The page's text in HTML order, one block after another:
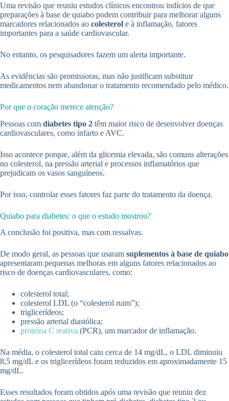
Uma revisão que reuniu estudos clínicos encontrou indícios de que
preparações à base de quiabo podem contribuir para melhorar alguns
marcadores relacionados ao colesterol e à inflamação, fatores
importantes para a saúde cardiovascular.
No entanto, os pesquisadores fazem um alerta importante.
As evidências são promissoras, mas não justificam substituir
medicamentos nem abandonar o tratamento recomendado pelo médico.
Por que o coração merece atenção?
Pessoas com diabetes tipo 2 têm maior risco de desenvolver doenças
cardiovasculares, como infarto e AVC.
Isso acontece porque, além da glicemia elevada, são comuns alterações
no colesterol, na pressão arterial e processos inflamatórios que
prejudicam os vasos sanguíneos.
Por isso, controlar esses fatores faz parte do tratamento da doença.
Quiabo para diabetes: o que o estudo mostrou?
A conclusão foi positiva, mas com ressalvas.
De modo geral, as pessoas que usaram suplementos à base de quiabo
apresentaram pequenas melhoras em alguns fatores relacionados ao
risco de doenças cardiovasculares, como:
colesterol total;
colesterol LDL (o “colesterol ruim”);
triglicerídeos;
pressão arterial diastólica;
proteína C reativa (PCR), um marcador de inflamação.
Na média, o colesterol total caiu cerca de 14 mg/dL, o LDL diminuiu
8,5 mg/dL e os triglicerídeos foram reduzidos em aproximadamente 15
mg/dL.
Esses resultados foram obtidos após uma revisão que reuniu dez